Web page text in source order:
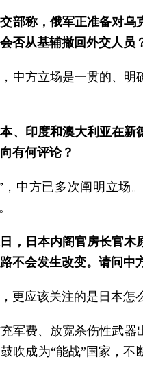
部称，俄军正准备对
否从基辅撤回外交人员
中方立场是一贯的、
、印度和澳大利亚在
有何评论？
，中方已多次阐明立场
日，日本内阁官房长官
不会发生改变。请问中
更应该关注的是日本怎
军费、放宽杀伤性武
吹成为“能战”国家，